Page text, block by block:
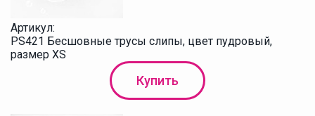
Артикул:
PS421 Бесшовные трусы слипы, цвет пудровый,
размер XS
Купить